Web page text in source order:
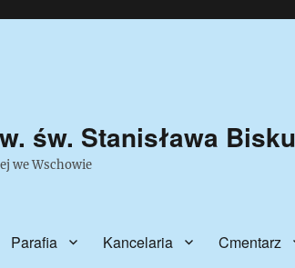
św. Stanisława
we Wschowie
Parafia Kancelaria Cmentarz